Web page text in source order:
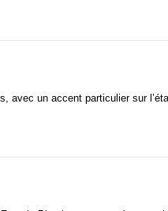
avec un accent particulier sur